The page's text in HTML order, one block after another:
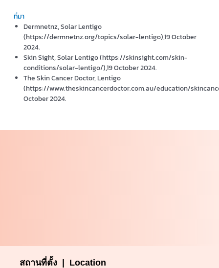
ที่มา
Dermnetnz, Solar Lentigo
(https://dermnetnz.org/topics/solar-lentigo),19 October
2024.
Skin Sight, Solar Lentigo (https://skinsight.com/skin-
conditions/solar-lentigo/),19 October 2024.
The Skin Cancer Doctor, Lentigo
(https://www.theskincancerdoctor.com.au/education/
October 2024.
สถานที่ตั้ง | Location